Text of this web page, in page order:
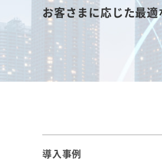
お客さまに応じた最
導入事例